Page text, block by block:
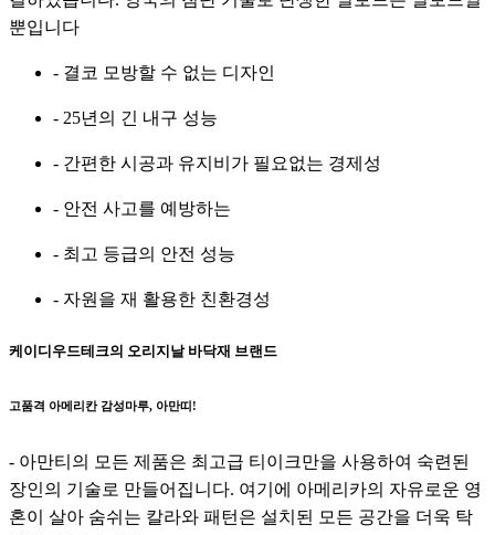
뿐입니다
- 결코 모방할 수 없는 디자인
- 25년의 긴 내구 성능
- 간편한 시공과 유지비가 필요없는 경제성
- 안전 사고를 예방하는
- 최고 등급의 안전 성능
- 자원을 재 활용한 친환경성
케이디우드테크의 오리지날 바닥재 브랜드
고품격 아메리칸 감성마루, 아만띠!
- 아만티의 모든 제품은 최고급 티이크만을 사용하여 숙련된
장인의 기술로 만들어집니다. 여기에 아메리카의 자유로운 영
혼이 살아 숨쉬는 칼라와 패턴은 설치된 모든 공간을 더욱 탁